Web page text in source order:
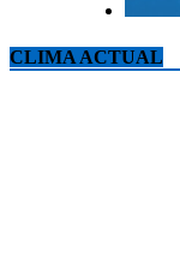
CLIMA ACTUAL